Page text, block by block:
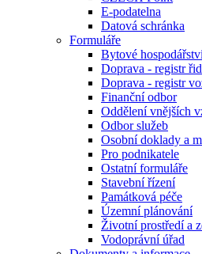
E-podatelna
Datová schránka
Formuláře
Bytové
Doprava - registr
Doprava - registr
Finanční odbor
Oddělení vnějších
Odbor služeb
Osobní doklady a
Pro podnikatele
Ostatní formuláře
Stavební řízení
Památková péče
Územní plánování
Životní prostředí a
Vodoprávní úřad